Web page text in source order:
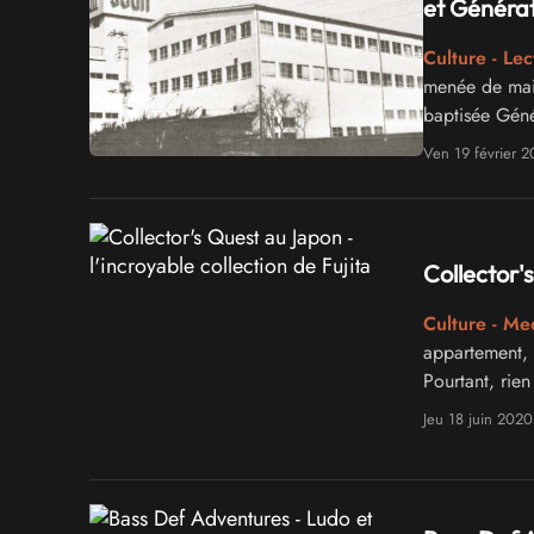
et
Culture -
menée de
baptisée
Zelda, et
Ven 19 février
Culture -
Pourtant,
syllogomanie
Jeu 18 juin 2020